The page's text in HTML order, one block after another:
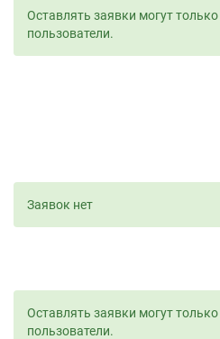
Оставлять заявки могут только
пользователи.
Заявок нет
Оставлять заявки могут только
пользователи.